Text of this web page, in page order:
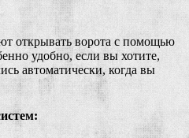
открывать ворота с помощью
удобно, если вы хотите,
автоматически, когда вы